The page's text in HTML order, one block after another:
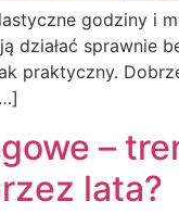
godziny i
działać sprawnie
praktyczny.
–
lata?